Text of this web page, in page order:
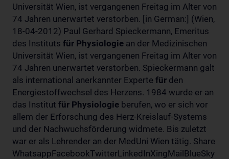
Universität Wien, ist vergangenen Freitag im Alter von
74 Jahren unerwartet verstorben. [in German:] (Wien,
18-04-2012) Paul Gerhard Spieckermann, Emeritus
des Instituts für Physiologie an der Medizinischen
Universität Wien, ist vergangenen Freitag im Alter von
74 Jahren unerwartet verstorben. Spieckermann galt
als international anerkannter Experte für den
Energiestoffwechsel des Herzens. 1984 wurde er an
das Institut für Physiologie berufen, wo er sich vor
allem der Erforschung des Herz-Kreislauf-Systems
und der Nachwuchsförderung widmete. Bis zuletzt
war er als Lehrender an der MedUni Wien tätig. Share
WhatsappFacebookTwitterLinkedInXingMailBlueSky